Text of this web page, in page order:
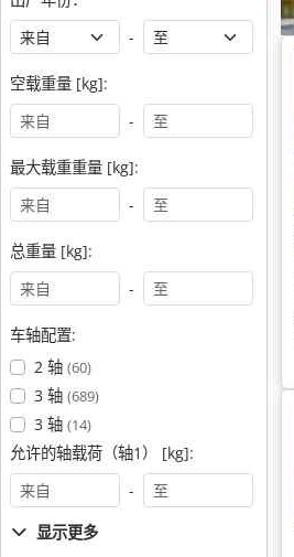
-
空载重量 [kg]:
-
最大载重重量 [kg]:
-
总重量 [kg]:
-
车轴配置:
2 轴 (60)
3 轴 (689)
3 轴 (14)
允许的轴载荷（轴1） [kg]:
-
显示更多